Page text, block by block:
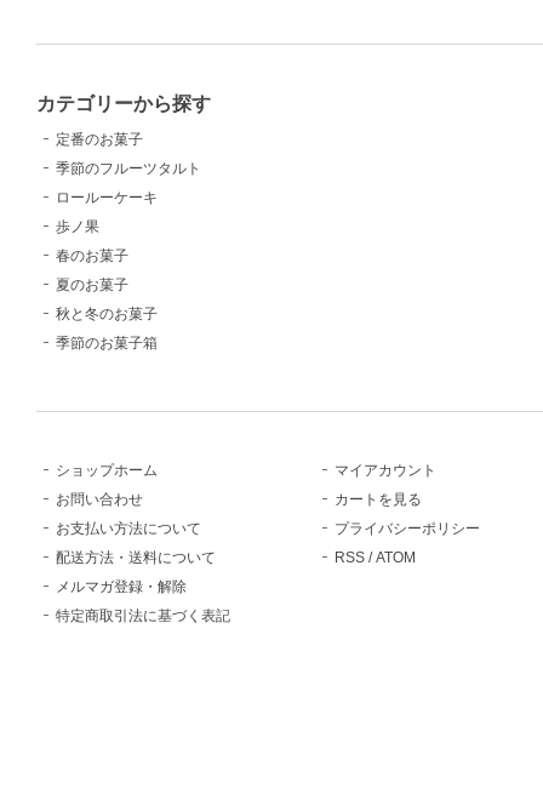
カテゴリーから探す
定番のお菓子
季節のフルーツタルト
ロールーケーキ
歩ノ果
春のお菓子
夏のお菓子
秋と冬のお菓子
季節のお菓子箱
ショップホーム
お問い合わせ
お支払い方法について
配送方法・送料について
メルマガ登録・解除
特定商取引法に基づく表記
マイアカウント
カートを見る
プライバシーポリシー
RSS /ATOM